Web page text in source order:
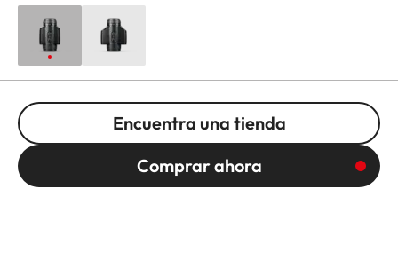
Encuentra una tienda
Comprar ahora